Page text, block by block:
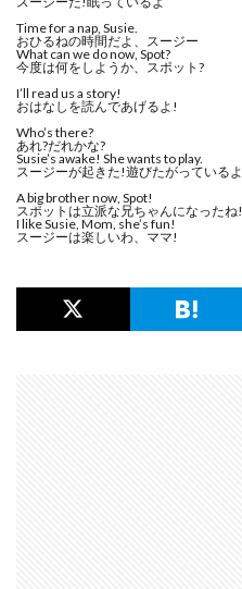
Time for a nap, Susie.
おひるねの時間だよ、スージー
What can we do now, Spot?
今度は何をしようか、スポット?
I’ll read us a story!
おはなしを読んであげるよ!
Who’s there?
あれ?だれかな?
Susie’s awake! She wants to play.
スージーが起きた!遊びたがっているよ
A big brother now, Spot!
スポットは立派な兄ちゃんになったね!
I like Susie, Mom, she’s fun!
スージーは楽しいわ、ママ!